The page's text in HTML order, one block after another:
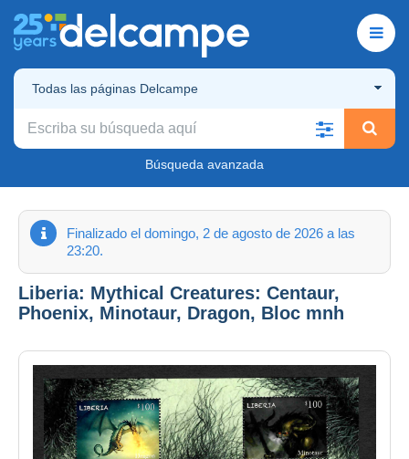
Todas las páginas Delcampe
Búsqueda avanzada
Finalizado el domingo, 2 de agosto de 2026 a las
23:20.
Liberia: Mythical Creatures: Centaur,
Phoenix, Minotaur, Dragon, Bloc mnh